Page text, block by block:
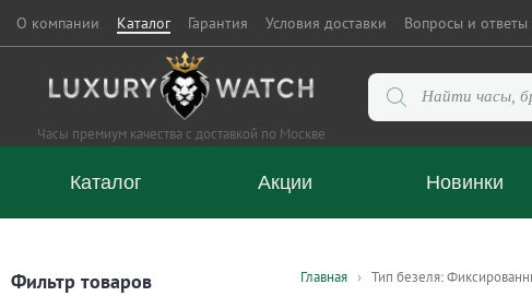
О компании Каталог Гарантия Условия доставки Вопросы и ответы
Часы премиум качества с доставкой по Москве
Поиск
товаров
Каталог Акции Новинки
Главная Тип безеля:
Фильтр товаров